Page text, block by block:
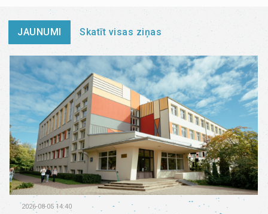
JAUNUMI Skatīt visas ziņas
2026-08-05 14:40